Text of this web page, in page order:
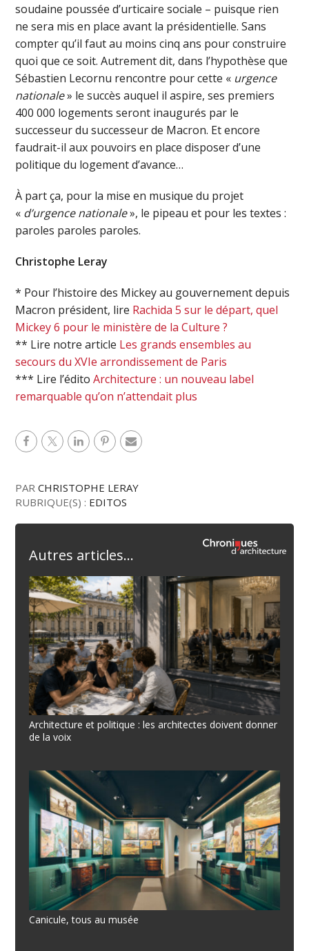
soudaine poussée d’urticaire sociale – puisque rien
ne sera mis en place avant la présidentielle. Sans
compter qu’il faut au moins cinq ans pour construire
quoi que ce soit. Autrement dit, dans l’hypothèse que
Sébastien Lecornu rencontre pour cette « urgence
nationale» le succès auquel il aspire, ses premiers
400 000 logements seront inaugurés par le
successeur du successeur de Macron. Et encore
faudrait-il aux pouvoirs en place disposer d’une
politique du logement d’avance…
À part ça, pour la mise en musique du projet
« d’urgence nationale», le pipeau et pour les textes :
paroles paroles paroles.
Christophe Leray
* Pour l’histoire des Mickey au gouvernement depuis
Macron président, lire Rachida 5 sur le départ, quel
Mickey 6 pour le ministère de la Culture ?
** Lire notre article Les grands ensembles au
secours du XVIe arrondissement de Paris
*** Lire l’éditoArchitecture : un nouveau label
remarquable qu’on n’attendait plus
PARCHRISTOPHE LERAY
RUBRIQUE(S) : EDITOS
Autres articles...
Architecture et politique : les architectes doivent donner
de la voix
Canicule, tous au musée